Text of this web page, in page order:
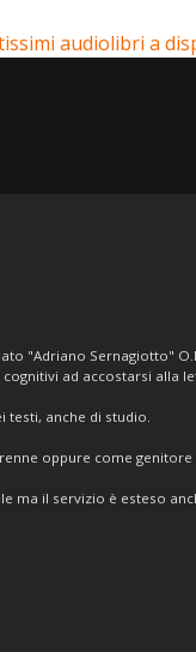
audiolibri a
"Adriano Sernagiotto"
ad accostarsi alla
anche di studio.
oppure come
ma il servizio è esteso